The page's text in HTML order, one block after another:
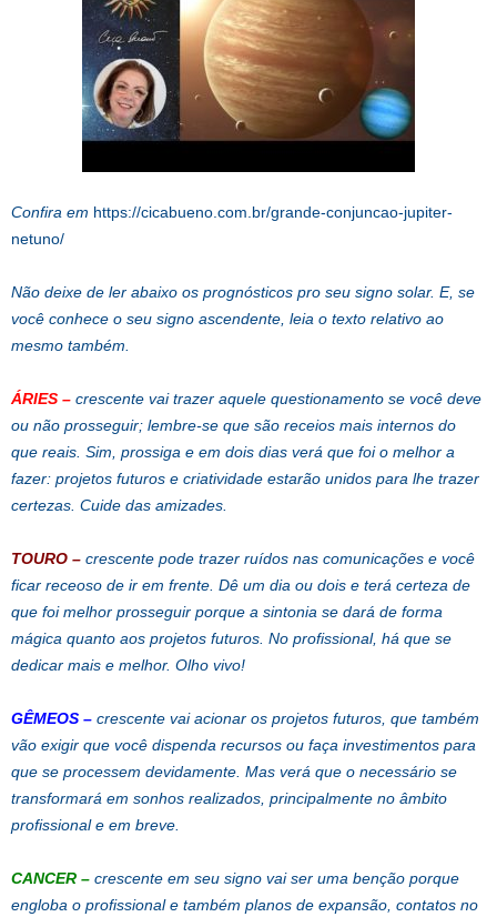
Confira em https://cicabueno.com.br/grande-conjuncao-jupiter-
netuno/
Não deixe de ler abaixo os prognósticos pro seu signo solar. E, se
você conhece o seu signo ascendente, leia o texto relativo ao
mesmo também.
ÁRIES – crescente vai trazer aquele questionamento se você deve
ou não prosseguir; lembre-se que são receios mais internos do
que reais. Sim, prossiga e em dois dias verá que foi o melhor a
fazer: projetos futuros e criatividade estarão unidos para lhe trazer
certezas. Cuide das amizades.
TOURO – crescente pode trazer ruídos nas comunicações e você
ficar receoso de ir em frente. Dê um dia ou dois e terá certeza de
que foi melhor prosseguir porque a sintonia se dará de forma
mágica quanto aos projetos futuros. No profissional, há que se
dedicar mais e melhor. Olho vivo!
GÊMEOS – crescente vai acionar os projetos futuros, que também
vão exigir que você dispenda recursos ou faça investimentos para
que se processem devidamente. Mas verá que o necessário se
transformará em sonhos realizados, principalmente no âmbito
profissional e em breve.
CANCER – crescente em seu signo vai ser uma benção porque
engloba o profissional e também planos de expansão, contatos no